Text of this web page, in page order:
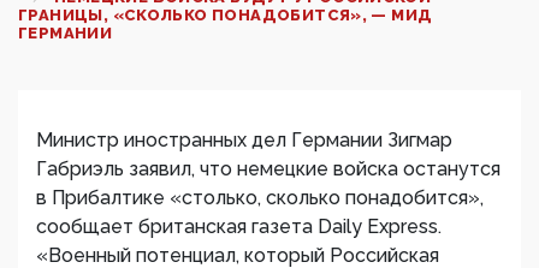
ГРАНИЦЫ, «СКОЛЬКО ПОНАДОБИТСЯ», — МИД
ГЕРМАНИИ
Министр иностранных дел Германии Зигмар
Габриэль заявил, что немецкие войска останутся
в Прибалтике «столько, сколько понадобится»,
сообщает британская газета Daily Express.
«Военный потенциал, который Российская